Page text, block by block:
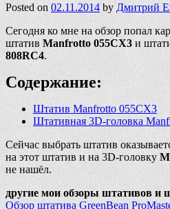
Posted on 02.11.2014 by Дмитрий
Сегодня ко мне на обзор попал
штатив Manfrotto 055CX3 и
808RC4.
Содержание:
Штатив Manfrotto 055CX3
Штативная 3D-головка
Сейчас выбрать штатив
на этот штатив и на 3D-головку
не нашёл.
другие мои обзоры штативов и
Обзор штатива GreenBean